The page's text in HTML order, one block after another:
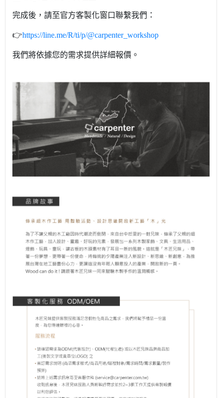
完成後，請至官方客製化窗口聯繫我們：
👉https://line.me/R/ti/p/@carpenter_workshop
我們將依據您的需求提供詳細報價。